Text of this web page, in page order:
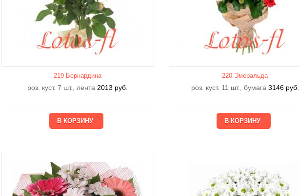
219 Бернардина
роз. куст. 7 шт., лента 2013 руб.
220 Эмеральда
роз. куст. 11 шт., бумага 3146 руб.